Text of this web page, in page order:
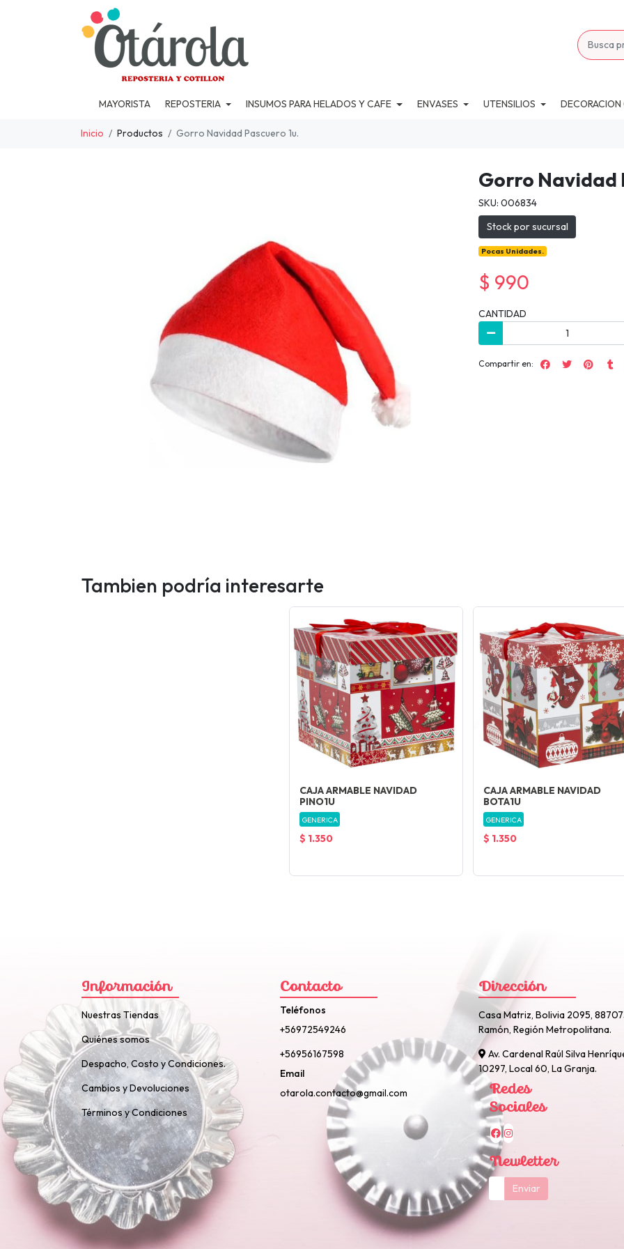
MAYORISTA REPOSTERIA INSUMOS PARA HELADOS Y CAFE ENVASES UTENSILIOS
Inicio Productos Gorro Navidad Pascuero 1u.
Gorro Navidad
SKU: 006834
Stock por sucursal
Pocas Unidades.
$ 990
CANTIDAD
Compartir en:
Tambien podría interesarte
CAJA ARMABLE NAVIDAD
PINO1U
GENERICA
$ 1.350
CAJA ARMABLE NAVIDAD
BOTA1U
GENERICA
$ 1.350
Información
Nuestras Tiendas
Quiénes somos
Despacho, Costo y Condiciones.
Cambios y Devoluciones
Términos y Condiciones
Contacto
Teléfonos
+56972549246
+56956167598
Email
otarola.contacto@gmail.com
Dirección
Casa Matriz, Bolivia 2095,
Ramón, Región Metropolitana.
Av. Cardenal Raúl Silva
10297, Local 60, La Granja.
Redes
Sociales
Newletter
Enviar